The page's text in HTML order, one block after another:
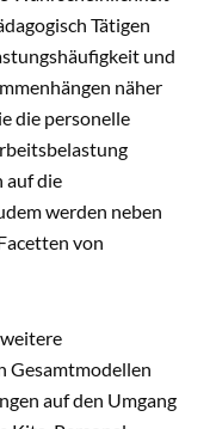
Tätigen
und
näher
die personelle
auf die
werden neben
von
Gesamtmodellen
auf den Umgang